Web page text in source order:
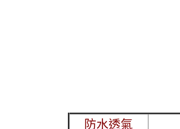
防水透氣